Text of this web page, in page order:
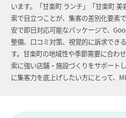
います。「甘楽町 ランチ」「甘楽町
索で目立つことが、集客の差別化要素
安で即日対応可能なパッケージで、
整備、口コミ対策、視覚的に訴求でき
す。甘楽町の地域性や季節需要に合わ
索に強い店舗・施設づくりをサポート
に集客力を底上げしたい方にとって、